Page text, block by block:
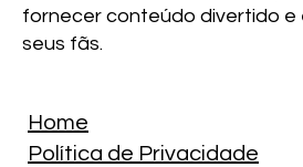
fornecer conteúdo divertido e
seus fãs.
Home
Política de Privacidade